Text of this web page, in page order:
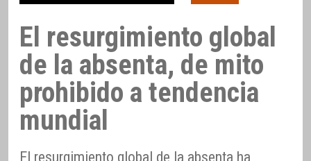
El resurgimiento global
de la absenta, de mito
prohibido a tendencia
mundial
El resurgimiento global de la absenta ha